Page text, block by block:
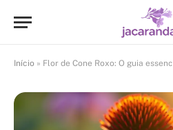
Início » Flor de Cone Roxo: O guia